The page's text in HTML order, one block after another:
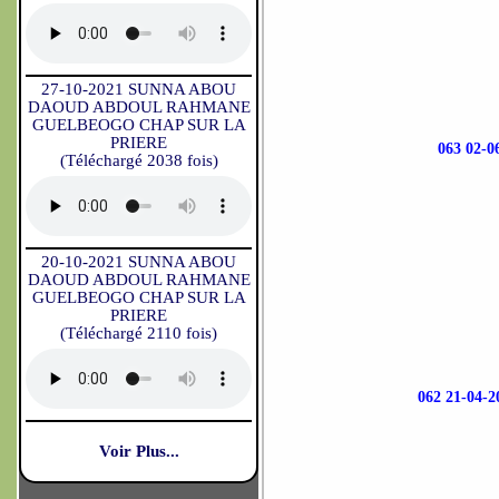
27-10-2021 SUNNA ABOU
DAOUD ABDOUL RAHMANE
GUELBEOGO CHAP SUR LA
PRIERE
(Téléchargé 2038 fois)
20-10-2021 SUNNA ABOU
DAOUD ABDOUL RAHMANE
GUELBEOGO CHAP SUR LA
PRIERE
(Téléchargé 2110 fois)
Voir Plus...
063 02-
062 21-04-